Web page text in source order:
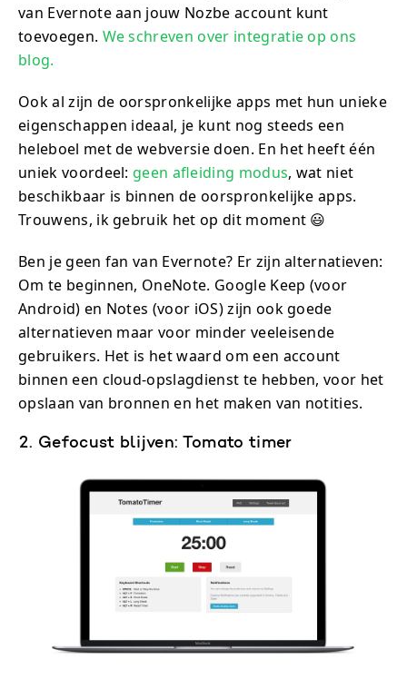
van Evernote aan jouw Nozbe account kunt
toevoegen. We schreven over integratie op ons
blog.
Ook al zijn de oorspronkelijke apps met hun unieke
eigenschappen ideaal, je kunt nog steeds een
heleboel met de webversie doen. En het heeft één
uniek voordeel: geen afleiding modus, wat niet
beschikbaar is binnen de oorspronkelijke apps.
Trouwens, ik gebruik het op dit moment 😃
Ben je geen fan van Evernote? Er zijn alternatieven:
Om te beginnen, OneNote. Google Keep (voor
Android) en Notes (voor iOS) zijn ook goede
alternatieven maar voor minder veeleisende
gebruikers. Het is het waard om een account
binnen een cloud-opslagdienst te hebben, voor het
opslaan van bronnen en het maken van notities.
2. Gefocust blijven: Tomato timer